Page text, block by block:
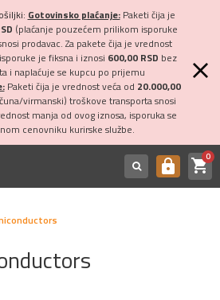
Gotovinsko plaćanje:Paketi čija je
(plaćanje pouzećem prilikom isporuke
prodavac. Za pakete čija je vrednost
je fiksna i iznosi 600,00 RSD bez
i naplaćuje se kupcu po prijemu
Paketi čija je vrednost veća od 20.000,00
virmanski) troškove transporta snosi
manja od ovog iznosa, isporuka se
cenovniku kurirske službe.
https shopping_cart0